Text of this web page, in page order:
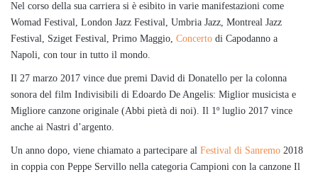
Nel corso della sua carriera si è esibito in varie manifestazioni come
Womad Festival, London Jazz Festival, Umbria Jazz, Montreal Jazz
Festival, Sziget Festival, Primo Maggio, Concerto di Capodanno a
Napoli, con tour in tutto il mondo.
Il 27 marzo 2017 vince due premi David di Donatello per la colonna
sonora del film Indivisibili di Edoardo De Angelis: Miglior musicista e
Migliore canzone originale (Abbi pietà di noi). Il 1º luglio 2017 vince
anche ai Nastri d’argento.
Un anno dopo, viene chiamato a partecipare al Festival di Sanremo 2018
in coppia con Peppe Servillo nella categoria Campioni con la canzone Il